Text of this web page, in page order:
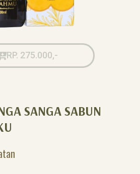
RP. 275.000,-
SANGA SABUN